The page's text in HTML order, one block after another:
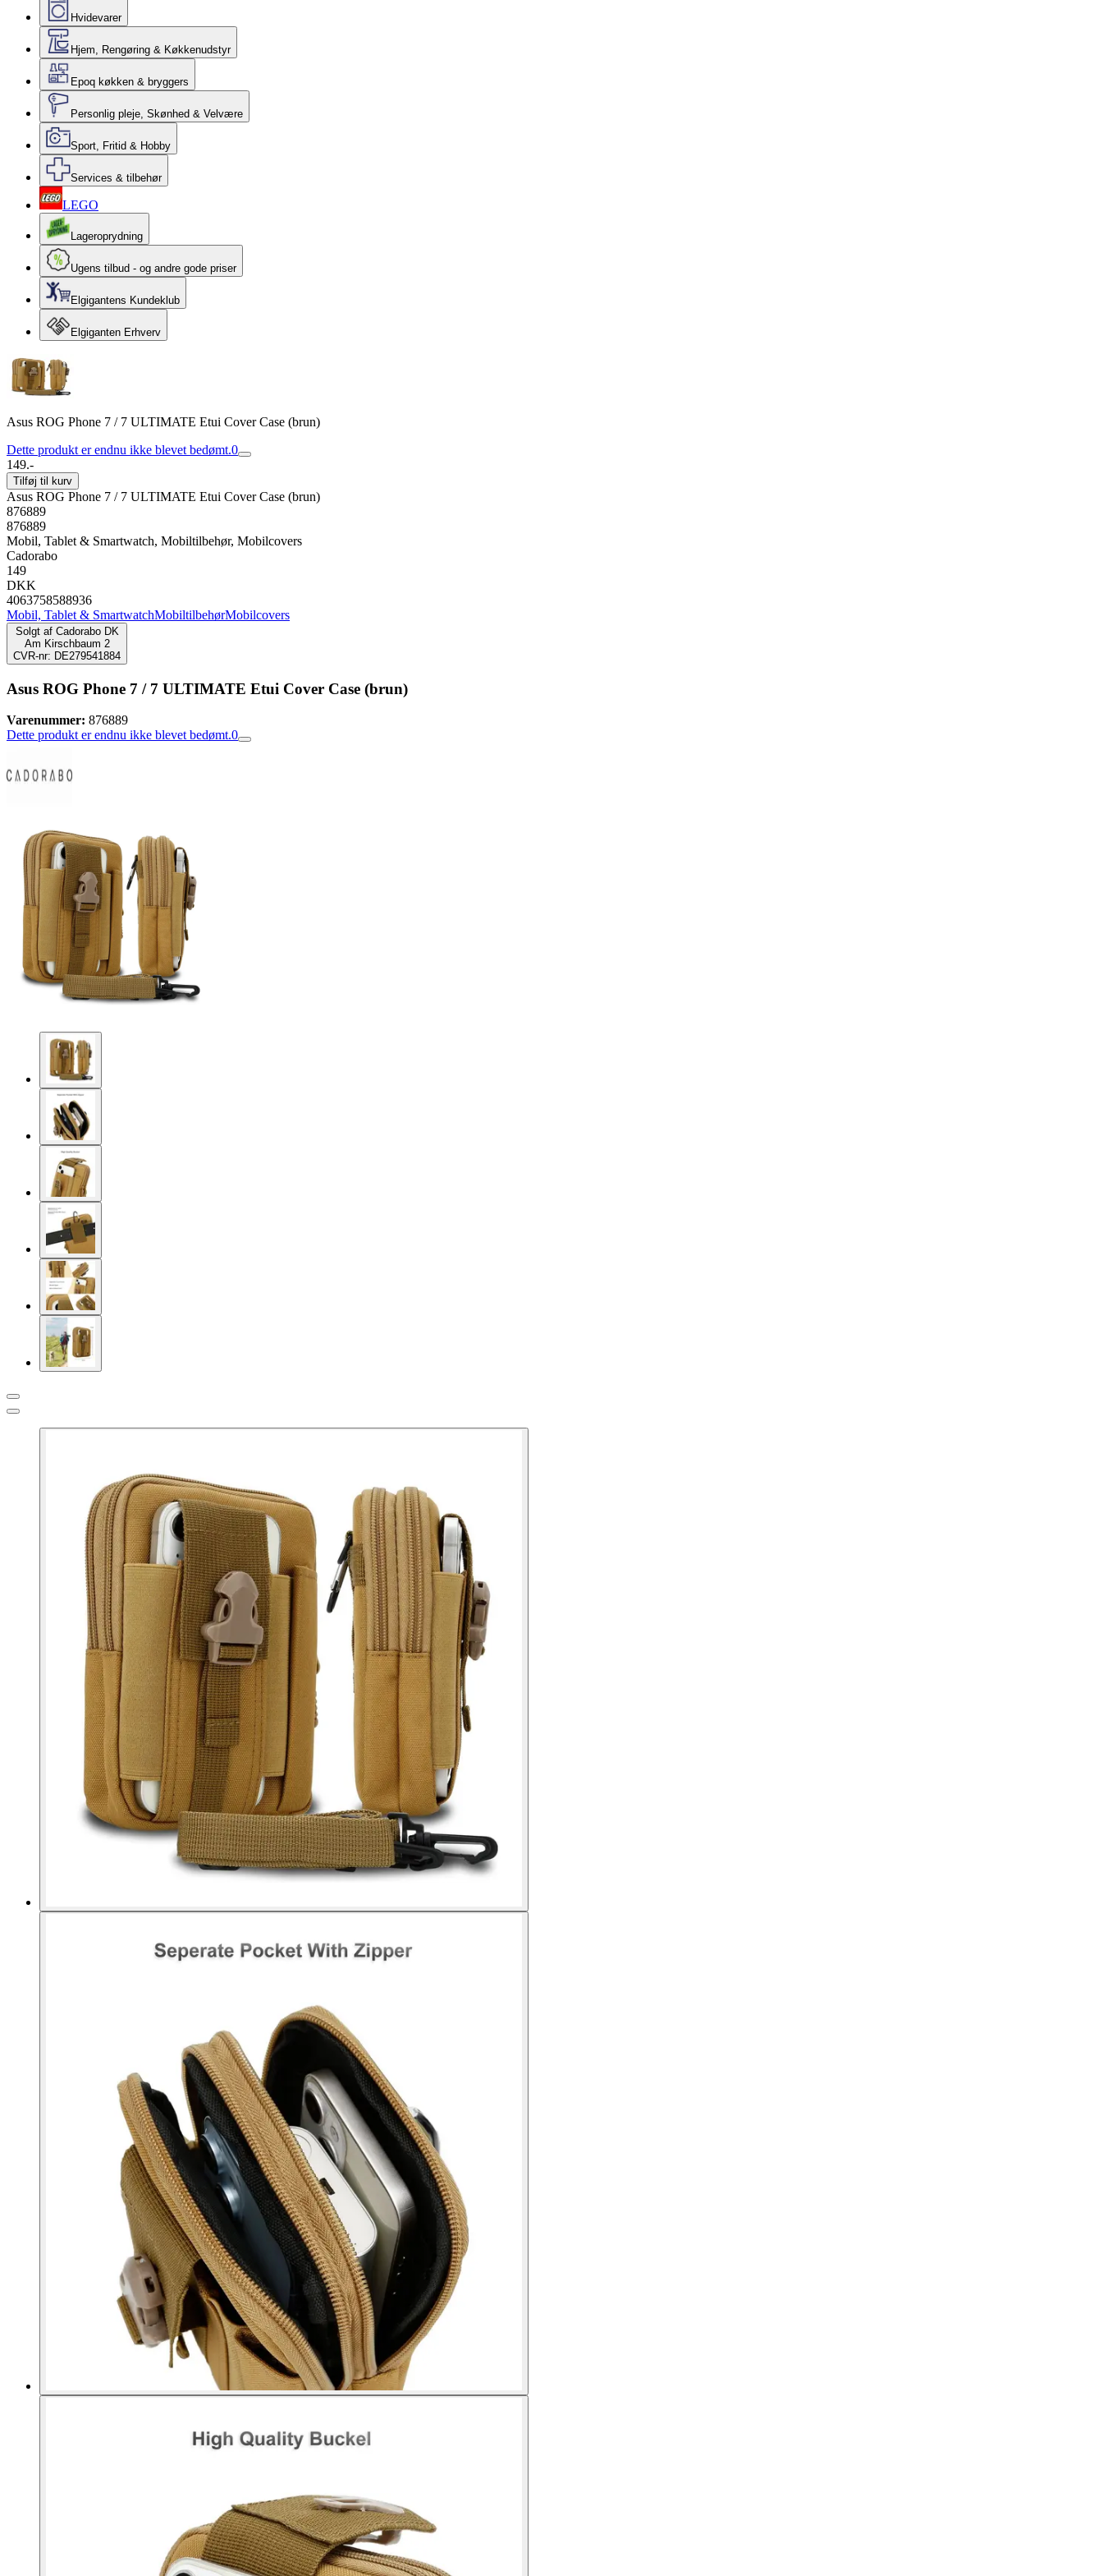
Hvidevarer
Hjem, Rengøring & Køkkenudstyr
Epoq køkken & bryggers
Personlig pleje, Skønhed & Velvære
Sport, Fritid & Hobby
Services & tilbehør
LEGO
Lageroprydning
Ugens tilbud - og andre gode priser
Elgigantens Kundeklub
Elgiganten Erhverv
Asus ROG Phone 7 / 7 ULTIMATE Etui Cover Case (brun)
Dette produkt er endnu ikke blevet bedømt.0
149.-
Tilføj til kurv
Asus ROG Phone 7 / 7 ULTIMATE Etui Cover Case (brun)
876889
876889
Mobil, Tablet & Smartwatch, Mobiltilbehør, Mobilcovers
Cadorabo
149
DKK
4063758588936
Mobil, Tablet & SmartwatchMobiltilbehørMobilcovers
Solgt af Cadorabo DK
Am Kirschbaum 2
CVR-nr: DE279541884
Asus ROG Phone 7 / 7 ULTIMATE Etui Cover Case (brun)
Varenummer: 876889
Dette produkt er endnu ikke blevet bedømt.0